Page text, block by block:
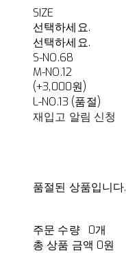
SIZE
선택하세요.
선택하세요.
S-NO.68
M-NO.12
(+3,000원)
L-NO.13 (품절)
재입고 알림 신청
품절된 상품입니다.
주문 수량
0개
총 상품 금액 0원